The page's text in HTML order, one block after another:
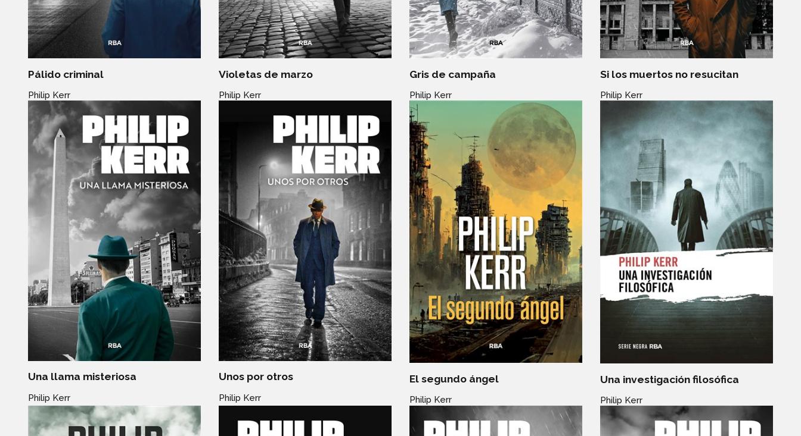
Pálido criminal
Philip Kerr
Violetas de marzo
Philip Kerr
Gris de campaña
Philip Kerr
Si los muertos no resucitan
Philip Kerr
Una llama misteriosa
Philip Kerr
Unos por otros
Philip Kerr
El segundo ángel
Philip Kerr
Una investigación filosófica
Philip Kerr